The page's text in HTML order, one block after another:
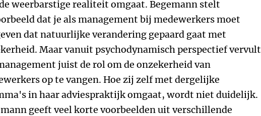
weerbarstige realiteit omgaat. Begemann stelt
dat je als management bij medewerkers moet
dat natuurlijke verandering gepaard gaat met
Maar vanuit psychodynamisch perspectief vervult
juist de rol om de onzekerheid van
op te vangen. Hoe zij zelf met dergelijke
in haar adviespraktijk omgaat, wordt niet duidelijk.
geeft veel korte voorbeelden uit verschillende